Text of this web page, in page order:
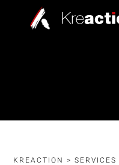
KREACTION >SERVICES